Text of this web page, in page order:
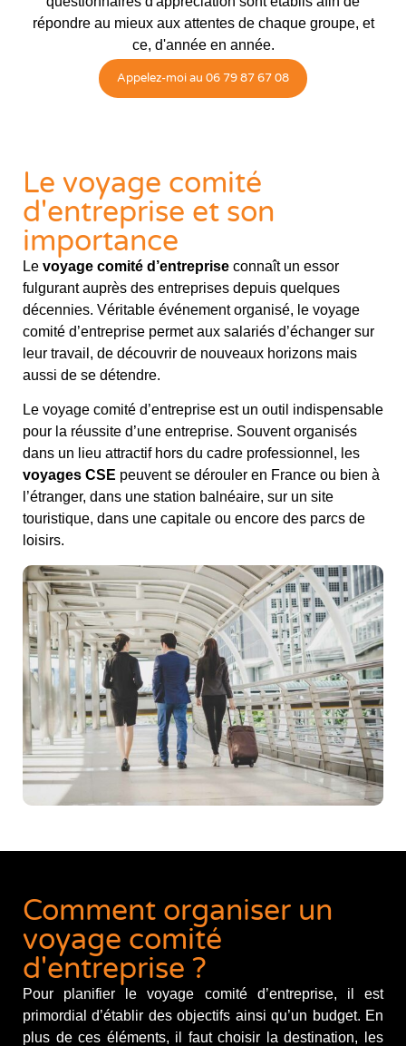
répondre au mieux aux attentes de chaque groupe, et
ce, d'année en année.
Appelez-moi au 06 79 87 67 08
Le voyage comité
d'entreprise et son
importance
Le voyage comité d’entreprise connaît un essor
fulgurant auprès des entreprises depuis quelques
décennies. Véritable événement organisé, le voyage
comité d’entreprise permet aux salariés d’échanger sur
leur travail, de découvrir de nouveaux horizons mais
aussi de se détendre.
Le voyage comité d’entreprise est un outil indispensable
pour la réussite d’une entreprise. Souvent organisés
dans un lieu attractif hors du cadre professionnel, les
voyages CSE peuvent se dérouler en France ou bien à
l’étranger, dans une station balnéaire, sur un site
touristique, dans une capitale ou encore des parcs de
loisirs.
Comment organiser un
voyage comité
d'entreprise ?
Pour planifier le voyage comité d’entreprise, il est
primordial d’établir des objectifs ainsi qu’un budget. En
plus de ces éléments, il faut choisir la destination, les